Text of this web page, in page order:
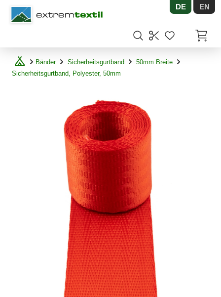
Shopware DE EN
Bänder Sicherheitsgurtband
50mm Breite
Sicherheitsgurtband, Polyester, 50mm